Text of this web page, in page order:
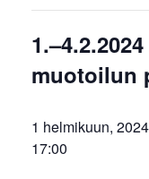
muotoilun
1 helmikuun,
17:00